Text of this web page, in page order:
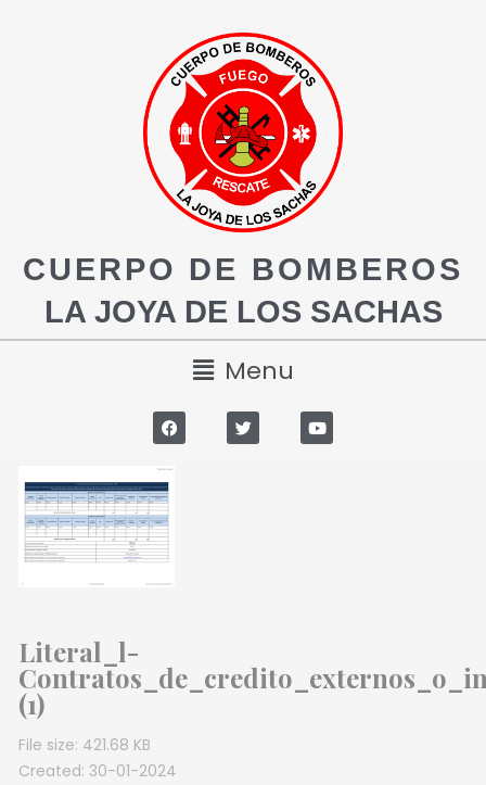
CUERPO DE BOMBEROS
LA JOYA DE LOS SACHAS
Menu
Literal_l-
(1)
File size: 421.68 KB
Created: 30-01-2024